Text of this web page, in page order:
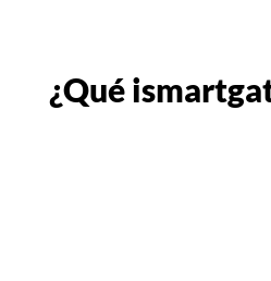
¿Qué